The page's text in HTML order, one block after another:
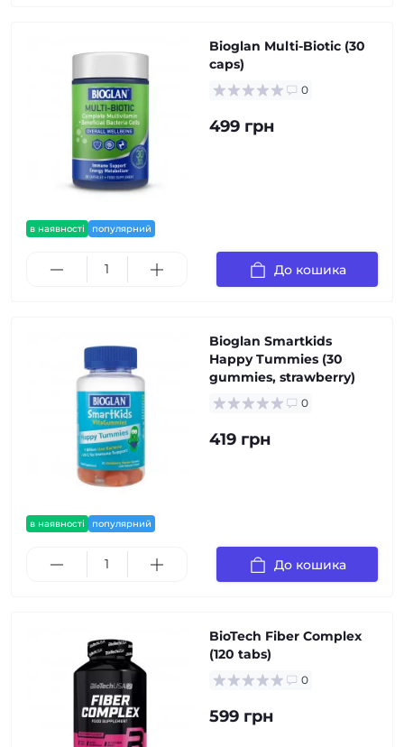
в наявності популярний
Bioglan Multi-Biotic (30
caps)
0
499 грн
До кошика
в наявності популярний
Bioglan Smartkids
Happy Tummies (30
gummies, strawberry)
0
419 грн
До кошика
BioTech Fiber Complex
(120 tabs)
0
599 грн